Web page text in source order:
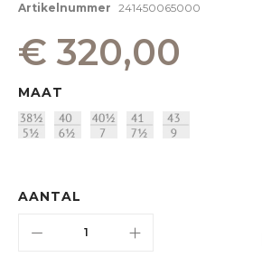
afbeeldingen-
Artikelnummer 241450065000
€ 320,00
MAAT
AANTAL